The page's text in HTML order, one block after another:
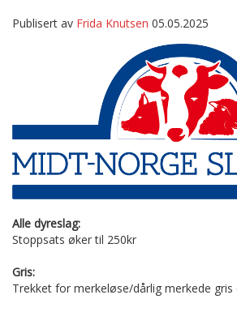
Publisert av Frida Knutsen 05.05.2025
Alle dyreslag:
Stoppsats øker til 250kr
Gris:
Trekket for merkeløse/dårlig merkede